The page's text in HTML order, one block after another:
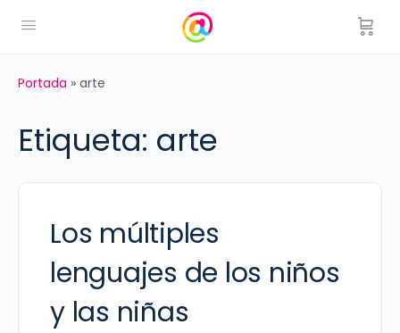
Portada » arte
Etiqueta: arte
Los múltiples
lenguajes de los niños
y las niñas